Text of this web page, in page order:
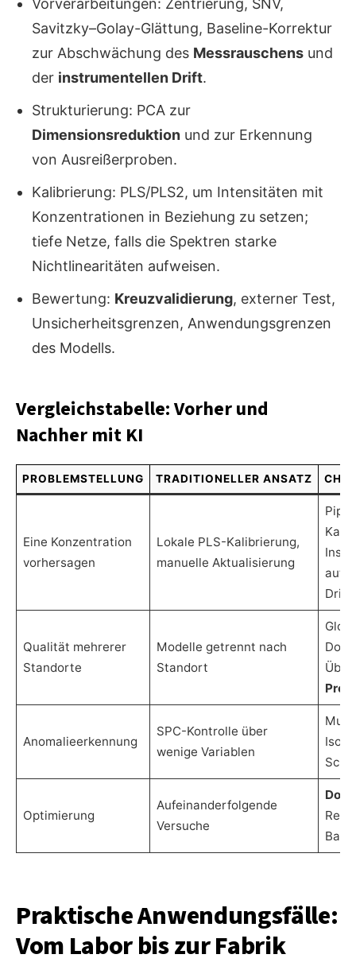
Vorverarbeitungen: Zentrierung, SNV,
Savitzky–Golay-Glättung, Baseline-Korrektur
zur Abschwächung des Messrauschens und
der instrumentellen Drift.
Strukturierung: PCA zur
Dimensionsreduktion und zur Erkennung
von Ausreißerproben.
Kalibrierung: PLS/PLS2, um Intensitäten mit
Konzentrationen in Beziehung zu setzen;
tiefe Netze, falls die Spektren starke
Nichtlinearitäten aufweisen.
Bewertung: Kreuzvalidierung, externer Test,
Unsicherheitsgrenzen, Anwendungsgrenzen
des Modells.
Vergleichstabelle: Vorher und
Nachher mit KI
PROBLEMSTELLUNG TRADITIONELLER ANSATZ
Eine Konzentration
vorhersagen
Lokale PLS-Kalibrierung,
manuelle Aktualisierung
Qualität mehrerer
Standorte
Modelle getrennt nach
Standort
Anomalieerkennung
SPC-Kontrolle über
wenige Variablen
Optimierung
Aufeinanderfolgende
Versuche
DoE
Praktische Anwendungsfälle:
Vom Labor bis zur Fabrik